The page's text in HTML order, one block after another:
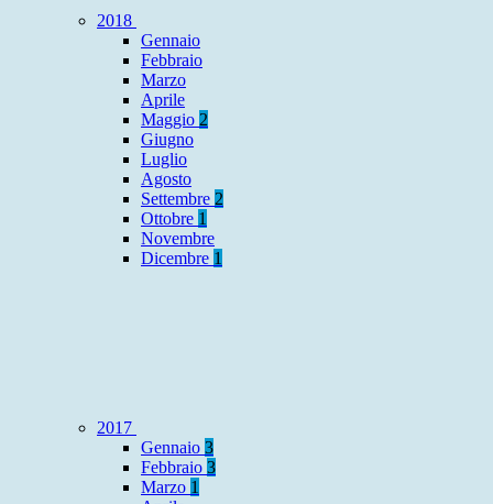
2018
Gennaio
Febbraio
Marzo
Aprile
Maggio 2
Giugno
Luglio
Agosto
Settembre 2
Ottobre 1
Novembre
Dicembre 1
2017
Gennaio 3
Febbraio 3
Marzo 1